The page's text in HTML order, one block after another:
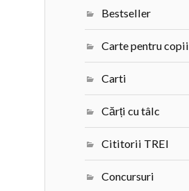
Bestseller
Carte pentru copii
Carti
Cărți cu tâlc
Cititorii TREI
Concursuri